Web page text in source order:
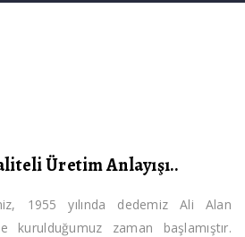
Üretim Anlayışı..
1955 yılında dedemiz Ali Alan
kurulduğumuz zaman başlamıştır.